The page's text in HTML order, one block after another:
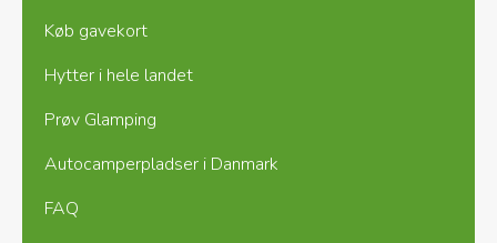
Køb gavekort
Hytter i hele landet
Prøv Glamping
Autocamperpladser i Danmark
FAQ